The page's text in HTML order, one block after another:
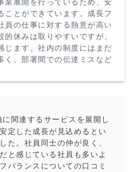
業展開を行っているため、安
ことができています。成長フ
員の仕事に対する熱意が高い
的休みは取りやすいですが、
じます。社内の制度にはまだ
く、部署間での伝達ミスなど
に関連するサービスを展開し
定した成長が見込めるとい
た。社員同士の仲が良く、
と感じている社員も多いよ
バランスについての口コミ